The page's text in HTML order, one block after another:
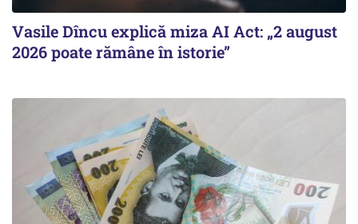
Vasile Dîncu explică miza AI Act: „2 august
2026 poate rămâne în istorie”